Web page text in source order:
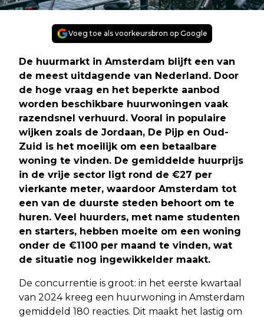
Voeg toe als voorkeursbron op Google
De huurmarkt in Amsterdam blijft een van
de meest uitdagende van Nederland. Door
de hoge vraag en het beperkte aanbod
worden beschikbare huurwoningen vaak
razendsnel verhuurd. Vooral in populaire
wijken zoals de Jordaan, De Pijp en Oud-
Zuid is het moeilijk om een betaalbare
woning te vinden. De gemiddelde huurprijs
in de vrije sector ligt rond de €27 per
vierkante meter, waardoor Amsterdam tot
een van de duurste steden behoort om te
huren. Veel huurders, met name studenten
en starters, hebben moeite om een woning
onder de €1100 per maand te vinden, wat
de situatie nog ingewikkelder maakt.
De concurrentie is groot: in het eerste kwartaal
van 2024 kreeg een huurwoning in Amsterdam
gemiddeld 180 reacties. Dit maakt het lastig om